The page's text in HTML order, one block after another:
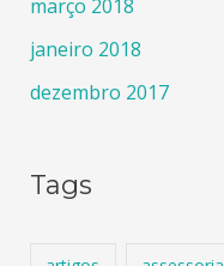
março 2018
janeiro 2018
dezembro 2017
Tags